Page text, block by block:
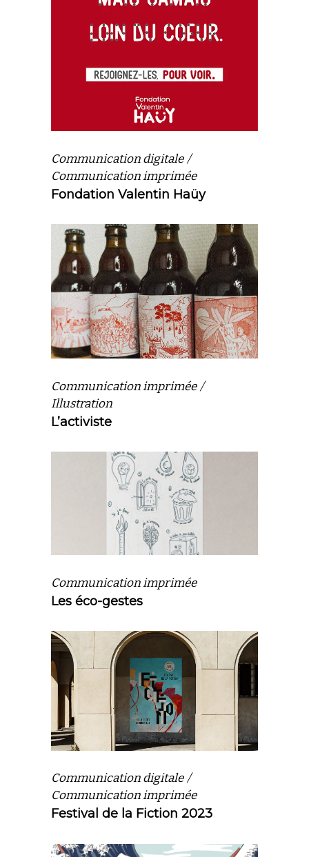
Communication digitale
Communication imprimée
Fondation Valentin Haüy
Communication imprimée
Illustration
L’activiste
Communication imprimée
Les éco-gestes
Communication digitale
Communication imprimée
Festival de la Fiction 2023